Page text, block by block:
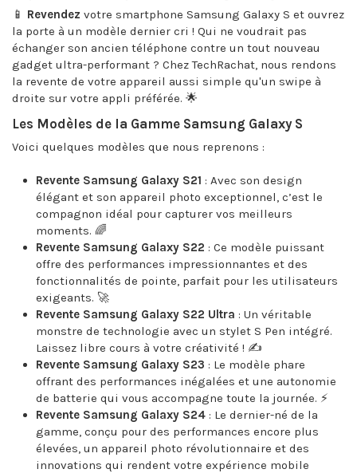
📱 Revendez votre smartphone Samsung Galaxy S et ouvrez
la porte à un modèle dernier cri ! Qui ne voudrait pas
échanger son ancien téléphone contre un tout nouveau
gadget ultra-performant ? Chez TechRachat, nous rendons
la revente de votre appareil aussi simple qu'un swipe à
droite sur votre appli préférée. 🌟
Les Modèles de la Gamme Samsung Galaxy S
Voici quelques modèles que nous reprenons :
Revente Samsung Galaxy S21 : Avec son design
élégant et son appareil photo exceptionnel, c’est le
compagnon idéal pour capturer vos meilleurs
moments. 🌈
Revente Samsung Galaxy S22 : Ce modèle puissant
offre des performances impressionnantes et des
fonctionnalités de pointe, parfait pour les utilisateurs
exigeants. 🚀
Revente Samsung Galaxy S22 Ultra : Un véritable
monstre de technologie avec un stylet S Pen intégré.
Laissez libre cours à votre créativité ! ✍️
Revente Samsung Galaxy S23 : Le modèle phare
offrant des performances inégalées et une autonomie
de batterie qui vous accompagne toute la journée. ⚡
Revente Samsung Galaxy S24 : Le dernier-né de la
gamme, conçu pour des performances encore plus
élevées, un appareil photo révolutionnaire et des
innovations qui rendent votre expérience mobile